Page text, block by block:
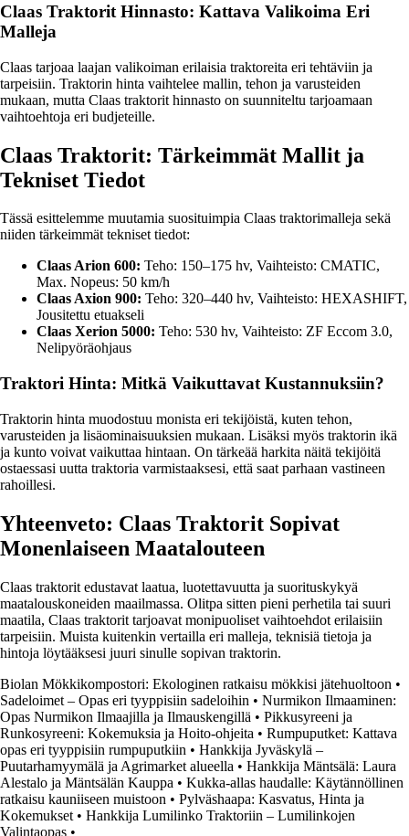
Claas Traktorit Hinnasto: Kattava Valikoima Eri
Malleja
Claas tarjoaa laajan valikoiman erilaisia traktoreita eri tehtäviin ja
tarpeisiin. Traktorin hinta vaihtelee mallin, tehon ja varusteiden
mukaan, mutta Claas traktorit hinnasto on suunniteltu tarjoamaan
vaihtoehtoja eri budjeteille.
Claas Traktorit: Tärkeimmät Mallit ja
Tekniset Tiedot
Tässä esittelemme muutamia suosituimpia Claas traktorimalleja sekä
niiden tärkeimmät tekniset tiedot:
Claas Arion 600: Teho: 150–175 hv, Vaihteisto: CMATIC,
Max. Nopeus: 50 km/h
Claas Axion 900: Teho: 320–440 hv, Vaihteisto: HEXASHIFT,
Jousitettu etuakseli
Claas Xerion 5000: Teho: 530 hv, Vaihteisto: ZF Eccom 3.0,
Nelipyöräohjaus
Traktori Hinta: Mitkä Vaikuttavat Kustannuksiin?
Traktorin hinta muodostuu monista eri tekijöistä, kuten tehon,
varusteiden ja lisäominaisuuksien mukaan. Lisäksi myös traktorin ikä
ja kunto voivat vaikuttaa hintaan. On tärkeää harkita näitä tekijöitä
ostaessasi uutta traktoria varmistaaksesi, että saat parhaan vastineen
rahoillesi.
Yhteenveto: Claas Traktorit Sopivat
Monenlaiseen Maatalouteen
Claas traktorit edustavat laatua, luotettavuutta ja suorituskykyä
maatalouskoneiden maailmassa. Olitpa sitten pieni perhetila tai suuri
maatila, Claas traktorit tarjoavat monipuoliset vaihtoehdot erilaisiin
tarpeisiin. Muista kuitenkin vertailla eri malleja, teknisiä tietoja ja
hintoja löytääksesi juuri sinulle sopivan traktorin.
Biolan Mökkikompostori: Ekologinen ratkaisu mökkisi jätehuoltoon •
Sadeloimet – Opas eri tyyppisiin sadeloihin • Nurmikon Ilmaaminen:
Opas Nurmikon Ilmaajilla ja Ilmauskengillä • Pikkusyreeni ja
Runkosyreeni: Kokemuksia ja Hoito-ohjeita • Rumpuputket: Kattava
opas eri tyyppisiin rumpuputkiin • Hankkija Jyväskylä –
Puutarhamyymälä ja Agrimarket alueella • Hankkija Mäntsälä: Laura
Alestalo ja Mäntsälän Kauppa • Kukka-allas haudalle: Käytännöllinen
ratkaisu kauniiseen muistoon • Pylväshaapa: Kasvatus, Hinta ja
Kokemukset • Hankkija Lumilinko Traktoriin – Lumilinkojen
Valintaopas •